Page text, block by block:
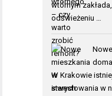
wtórnym
odświeżeniu …
W Krakowie
inwestowania w